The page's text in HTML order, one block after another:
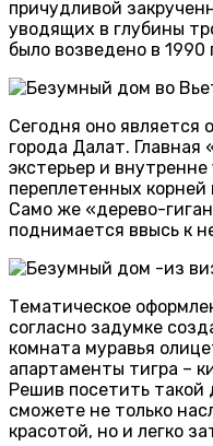
причудливой
уводящих в глубины
было возведено в 1990
Сегодня оно является
города Далат.
экстерьер и
переплетенных
Само же «дерево-
поднимается ввысь к
Тематическое
согласно задумке
комната муравья
апартаменты тигра –
Решив посетить такой
сможете не только
красотой, но и легко